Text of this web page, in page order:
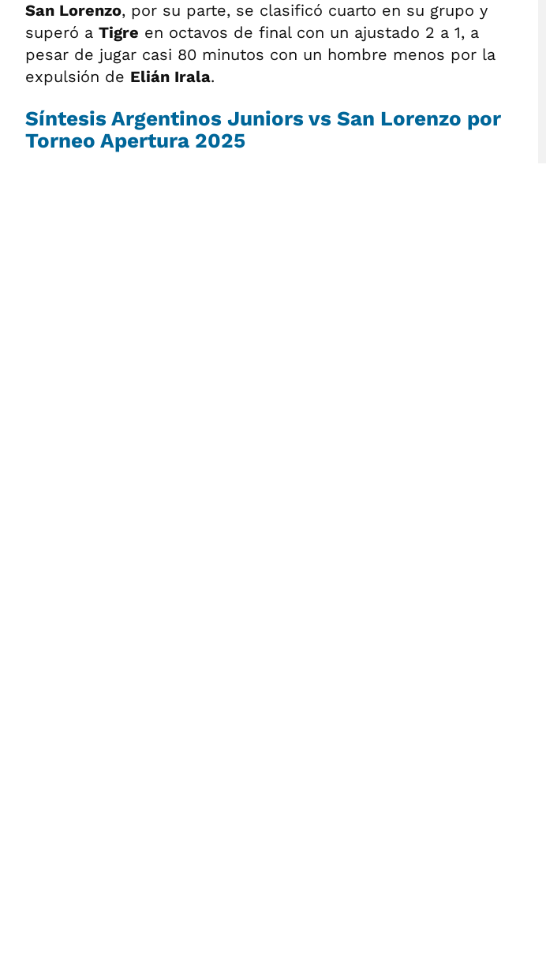
San Lorenzo, por su parte, se clasificó cuarto en su grupo y
superó a Tigre en octavos de final con un ajustado 2 a 1, a
pesar de jugar casi 80 minutos con un hombre menos por la
expulsión de Elián Irala.
Síntesis Argentinos Juniors vs San Lorenzo por
Torneo Apertura 2025